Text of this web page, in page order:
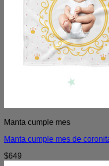
Manta cumple mes
Manta cumple mes de
$649